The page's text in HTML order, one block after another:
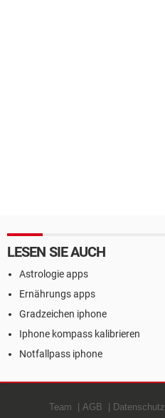
LESEN SIE AUCH
Astrologie apps
Ernährungs apps
Gradzeichen iphone
Iphone kompass kalibrieren
Notfallpass iphone
Team AGB Datenschutz